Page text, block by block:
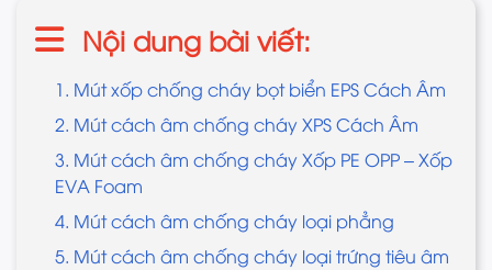
Nội dung bài viết:
1. Mút xốp chống cháy bọt biển EPS Cách Âm
2. Mút cách âm chống cháy XPS Cách Âm
3. Mút cách âm chống cháy Xốp PE OPP – Xốp
EVA Foam
4. Mút cách âm chống cháy loại phẳng
5. Mút cách âm chống cháy loại trứng tiêu âm